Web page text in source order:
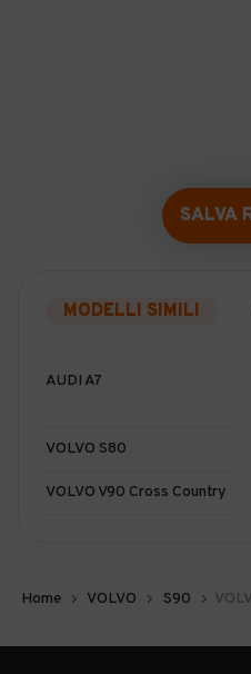
SALVA
MODELLI SIMILI
AUDI A7
VOLVO S80
VOLVO V90 Cross Country
Home VOLVO S90